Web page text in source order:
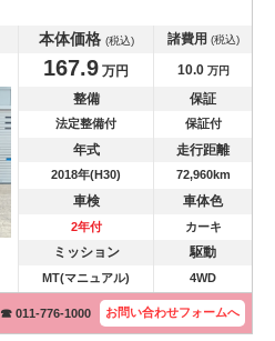
本体価格 (税込) 諸費用 (税込)
167.9 万円 10.0万円
整備 保証
法定整備付 保証付
年式 走行距離
2018年(H30) 72,960km
車検 車体色
2年付 カーキ
ミッション 駆動
MT(マニュアル) 4WD
☎ 011-776-1000 お問い合わせフォームへ